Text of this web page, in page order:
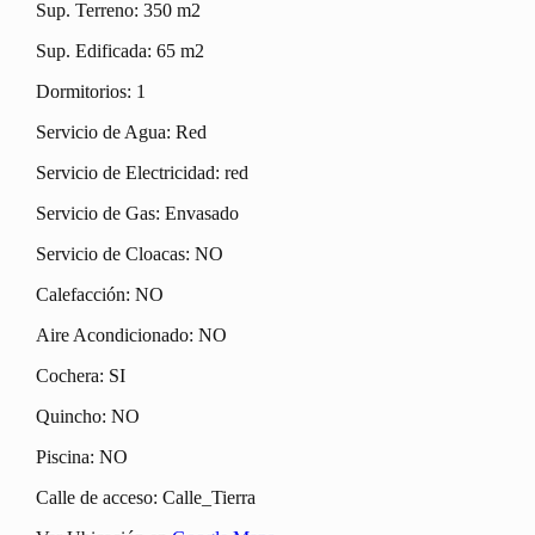
Sup. Terreno: 350 m2
Sup. Edificada: 65 m2
Dormitorios: 1
Servicio de Agua: Red
Servicio de Electricidad: red
Servicio de Gas: Envasado
Servicio de Cloacas: NO
Calefacción: NO
Aire Acondicionado: NO
Cochera: SI
Quincho: NO
Piscina: NO
Calle de acceso: Calle_Tierra